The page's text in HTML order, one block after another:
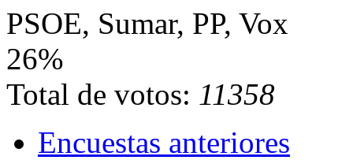
PSOE, Sumar, PP, Vox
26%
Total de votos: 11358
Encuestas anteriores